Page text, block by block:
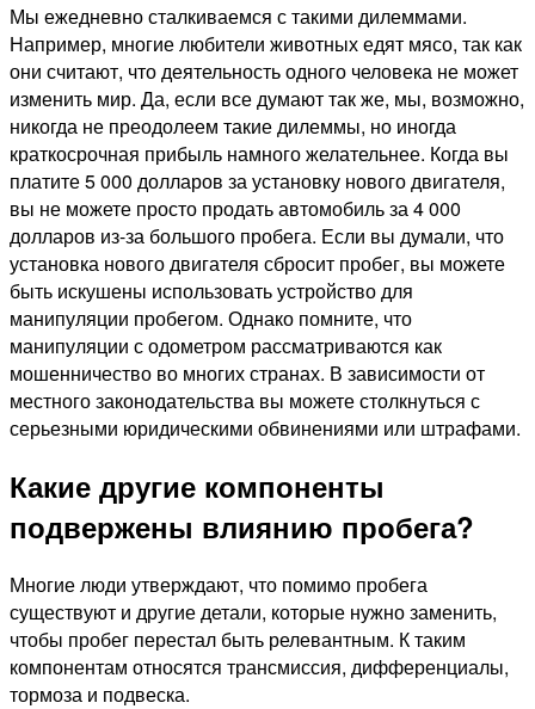
Мы ежедневно сталкиваемся с такими дилеммами.
Например, многие любители животных едят мясо, так как
они считают, что деятельность одного человека не может
изменить мир. Да, если все думают так же, мы, возможно,
никогда не преодолеем такие дилеммы, но иногда
краткосрочная прибыль намного желательнее. Когда вы
платите 5 000 долларов за установку нового двигателя,
вы не можете просто продать автомобиль за 4 000
долларов из-за большого пробега. Если вы думали, что
установка нового двигателя сбросит пробег, вы можете
быть искушены использовать устройство для
манипуляции пробегом. Однако помните, что
манипуляции с одометром рассматриваются как
мошенничество во многих странах. В зависимости от
местного законодательства вы можете столкнуться с
серьезными юридическими обвинениями или штрафами.
Какие другие компоненты
подвержены влиянию пробега?
Многие люди утверждают, что помимо пробега
существуют и другие детали, которые нужно заменить,
чтобы пробег перестал быть релевантным. К таким
компонентам относятся трансмиссия, дифференциалы,
тормоза и подвеска.